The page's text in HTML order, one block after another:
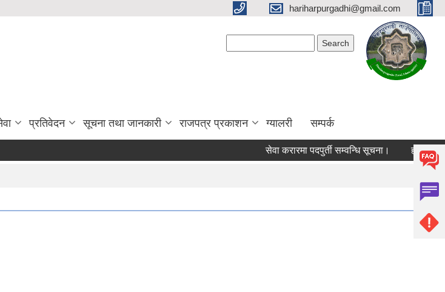
hariharpurgadhi@gmail.com
प्रतिवेदन सूचना तथा जानकारी राजपत्र प्रकाशन ग्यालरी सम्पर्क
सेवा करारमा पदपुर्ती सम्वन्धि सूचना।